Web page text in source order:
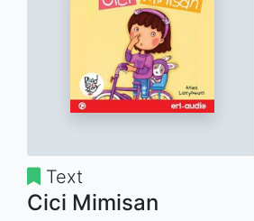
Text
Cici Mimisan